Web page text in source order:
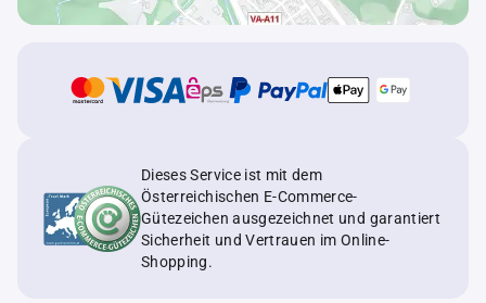
Dieses Service ist mit dem
Österreichischen E-Commerce-
Gütezeichen ausgezeichnet und garantiert
Sicherheit und Vertrauen im Online-
Shopping.